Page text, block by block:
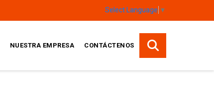
Select Language ▼
NUESTRA EMPRESA CONTÁCTENOS